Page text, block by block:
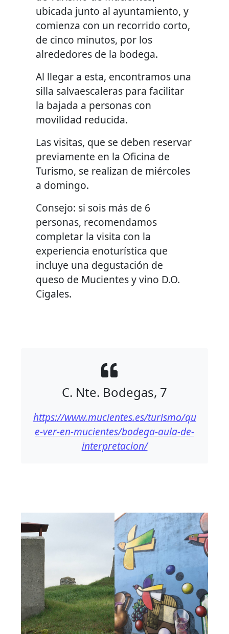
ubicada junto al ayuntamiento, y
comienza con un recorrido corto,
de cinco minutos, por los
alrededores de la bodega.
Al llegar a esta, encontramos una
silla salvaescaleras para facilitar
la bajada a personas con
movilidad reducida.
Las visitas, que se deben reservar
previamente en la Oficina de
Turismo, se realizan de miércoles
a domingo.
Consejo: si sois más de 6
personas, recomendamos
completar la visita con la
experiencia enoturística que
incluye una degustación de
queso de Mucientes y vino D.O.
Cigales.
C. Nte. Bodegas, 7
https://www.mucientes.es/turismo/qu
e-ver-en-mucientes/bodega-aula-de-
interpretacion/